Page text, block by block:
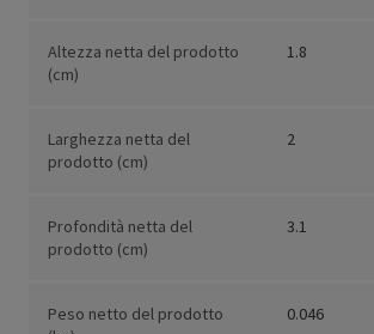
Altezza netta del prodotto
(cm)
1.8
Larghezza netta del
prodotto (cm)
2
Profondità netta del
prodotto (cm)
3.1
Peso netto del prodotto
0.046